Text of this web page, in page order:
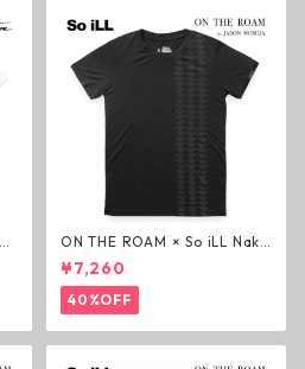
ON THE ROAM × So iLL Nako
a Tee Tシャツ ウルフブラック
オンザローム ジェイソンモモ
ア OTR ビンテージ加工
¥7,260
40%OFF